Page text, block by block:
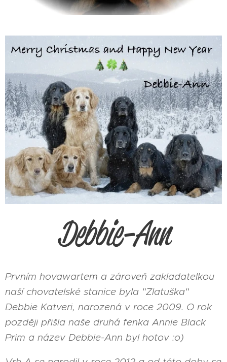
Debbie-Ann
Prvním hovawartem a zároveň zakladatelkou
naší chovatelské stanice byla "Zlatuška"
Debbie Katveri, narozená v roce 2009. O rok
později přišla naše druhá fenka Annie Black
Prim a název Debbie-Ann byl hotov :o)